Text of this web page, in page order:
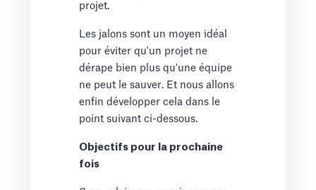
projet.
Les jalons sont un moyen idéal
pour éviter qu'un projet ne
dérape bien plus qu'une équipe
ne peut le sauver. Et nous allons
enfin développer cela dans le
point suivant ci-dessous.
Objectifs pour la prochaine
fois